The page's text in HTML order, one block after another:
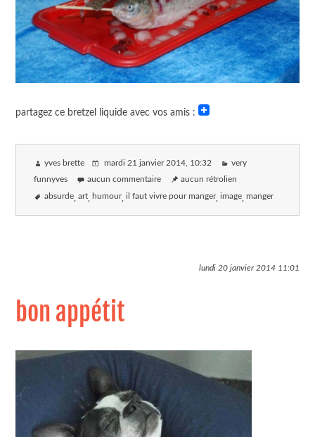
partagez ce bretzel liquide avec vos amis :
yves brette mardi 21 janvier 2014 , 10:32 very
funnyves aucun commentaire aucun rétrolien
absurde art humour il faut vivre pour manger image manger
lundi 20 janvier 201411:01
bon appétit